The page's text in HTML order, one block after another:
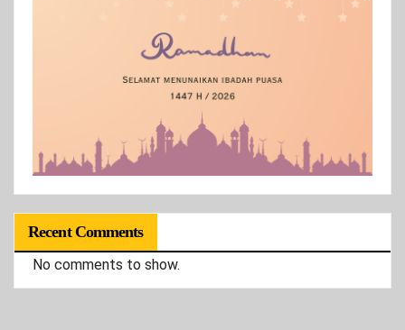
Recent Comments
No comments to show.